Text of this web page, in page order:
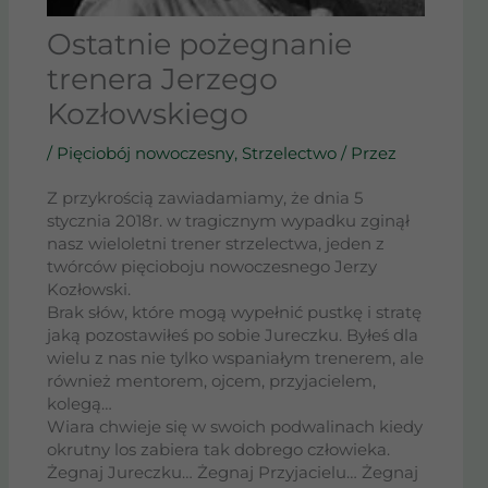
Ostatnie pożegnanie
trenera Jerzego
Kozłowskiego
/ Pięciobój nowoczesny, Strzelectwo/ Przez
Z przykrością zawiadamiamy, że dnia 5
stycznia 2018r. w tragicznym wypadku zginął
nasz wieloletni trener strzelectwa, jeden z
twórców pięcioboju nowoczesnego Jerzy
Kozłowski.
Brak słów, które mogą wypełnić pustkę i stratę
jaką pozostawiłeś po sobie Jureczku. Byłeś dla
wielu z nas nie tylko wspaniałym trenerem, ale
również mentorem, ojcem, przyjacielem,
kolegą…
Wiara chwieje się w swoich podwalinach kiedy
okrutny los zabiera tak dobrego człowieka.
Żegnaj Jureczku… Żegnaj Przyjacielu… Żegnaj